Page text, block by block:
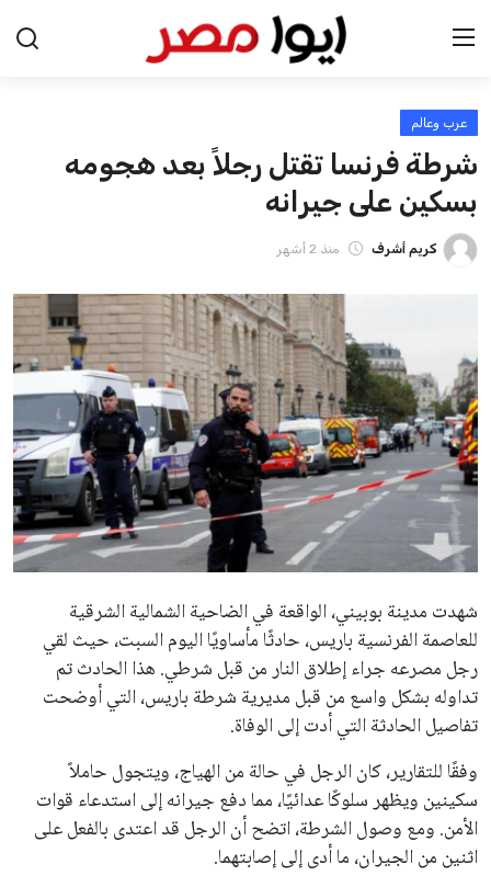
الرئيسية
اخبار مصر
عرب وعالم
اخبار الرياضة
منوعات
فن وثقافة
علوم وتكنولوجيا
المرأة والجمال
حوادث
محافظات
عرب وعالم
شرطة فرنسا تقتل رجلاً بعد هجومه
بسكين على جيرانه
كريم أشرف منذ 2 أشهر
شهدت مدينة بوبيني، الواقعة في الضاحية الشمالية الشرقية
للعاصمة الفرنسية باريس، حادثًا مأساويًا اليوم السبت، حيث لقي
رجل مصرعه جراء إطلاق النار من قبل شرطي. هذا الحادث تم
تداوله بشكل واسع من قبل مديرية شرطة باريس، التي أوضحت
تفاصيل الحادثة التي أدت إلى الوفاة.
وفقًا للتقارير، كان الرجل في حالة من الهياج، ويتجول حاملاً
سكينين ويظهر سلوكًا عدائيًا، مما دفع جيرانه إلى استدعاء قوات
الأمن. ومع وصول الشرطة، اتضح أن الرجل قد اعتدى بالفعل على
اثنين من الجيران، ما أدى إلى إصابتهما.